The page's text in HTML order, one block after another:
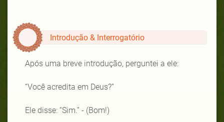
Introdução & Interrogatório
Após uma breve introdução, perguntei a ele:
“Você acredita em Deus?”
Ele disse: “Sim.” - (Bom!)